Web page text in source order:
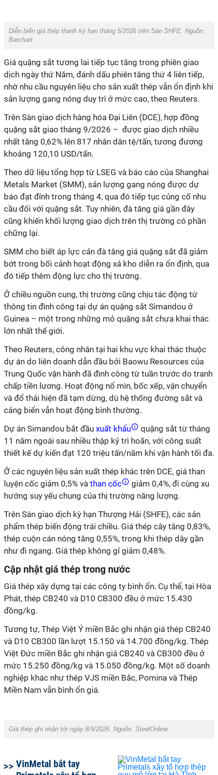
Diễn biến giá thép thanh kỳ hạn tháng 5/2026 trên Sàn SHFE. Nguồn:
Barchart
Giá quặng sắt tương lai tiếp tục tăng trong phiên giao
dịch ngày thứ Năm, đánh dấu phiên tăng thứ 4 liên tiếp,
nhờ nhu cầu nguyên liệu cho sản xuất thép vẫn ổn định khi
sản lượng gang nóng duy trì ở mức cao, theo Reuters.
Trên Sàn giao dịch hàng hóa Đại Liên (DCE), hợp đồng
quặng sắt giao tháng 9/2026 – được giao dịch nhiều
nhất tăng 0,62% lên 817 nhân dân tệ/tấn, tương đương
khoảng 120,10 USD/tấn.
Theo dữ liệu tổng hợp từ LSEG và báo cáo của Shanghai
Metals Market (SMM), sản lượng gang nóng được dự
báo đạt đỉnh trong tháng 4, qua đó tiếp tục củng cố nhu
cầu đối với quặng sắt. Tuy nhiên, đà tăng giá gần đây
cũng khiến khối lượng giao dịch trên thị trường có phần
chững lại.
SMM cho biết áp lực cản đà tăng giá quặng sắt đã giảm
bớt trong bối cảnh hoạt động xả kho diễn ra ổn định, qua
đó tiếp thêm động lực cho thị trường.
Ở chiều nguồn cung, thị trường cũng chịu tác động từ
thông tin đình công tại dự án quặng sắt Simandou ở
Guinea – một trong những mỏ quặng sắt chưa khai thác
lớn nhất thế giới.
Theo Reuters, công nhân tại hai khu vực khai thác thuộc
dự án do liên doanh dẫn đầu bởi Baowu Resources của
Trung Quốc vận hành đã đình công từ tuần trước do tranh
chấp tiền lương. Hoạt động nổ mìn, bốc xếp, vận chuyển
và đổ thải hiện đã tạm dừng, dù hệ thống đường sắt và
cảng biển vẫn hoạt động bình thường.
Dự án Simandou bắt đầu xuất khẩu
quặng sắt từ tháng
11 năm ngoái sau nhiều thập kỷ trì hoãn, với công suất
thiết kế dự kiến đạt 120 triệu tấn/năm khi vận hành tối đa.
Ở các nguyên liệu sản xuất thép khác trên DCE, giá than
luyện cốc giảm 0,5% và than cốc
giảm 0,4%, đi cùng xu
hướng suy yếu chung của thị trường năng lượng.
Trên Sàn giao dịch kỳ hạn Thượng Hải (SHFE), các sản
phẩm thép biến động trái chiều. Giá thép cây tăng 0,83%,
thép cuộn cán nóng tăng 0,55%, trong khi thép dây gần
như đi ngang. Giá thép không gỉ giảm 0,48%.
Cập nhật giá thép trong nước
Giá thép xây dựng tại các công ty bình ổn. Cụ thể, tại Hòa
Phát, thép CB240 và D10 CB300 đều ở mức 15.430
đồng/kg.
Tương tự, Thép Việt Ý miền Bắc ghi nhận giá thép CB240
và D10 CB300 lần lượt 15.150 và 14.700 đồng/kg. Thép
Việt Đức miền Bắc ghi nhận giá CB240 và CB300 đều ở
mức 15.250 đồng/kg và 15.050 đồng/kg. Một số doanh
nghiệp khác như thép VJS miền Bắc, Pomina và Thép
Miền Nam vẫn bình ổn giá.
Giá thép ghi nhận tới ngày 8/5/2026. Nguồn: SteelOnline
VinMetal bắt tay